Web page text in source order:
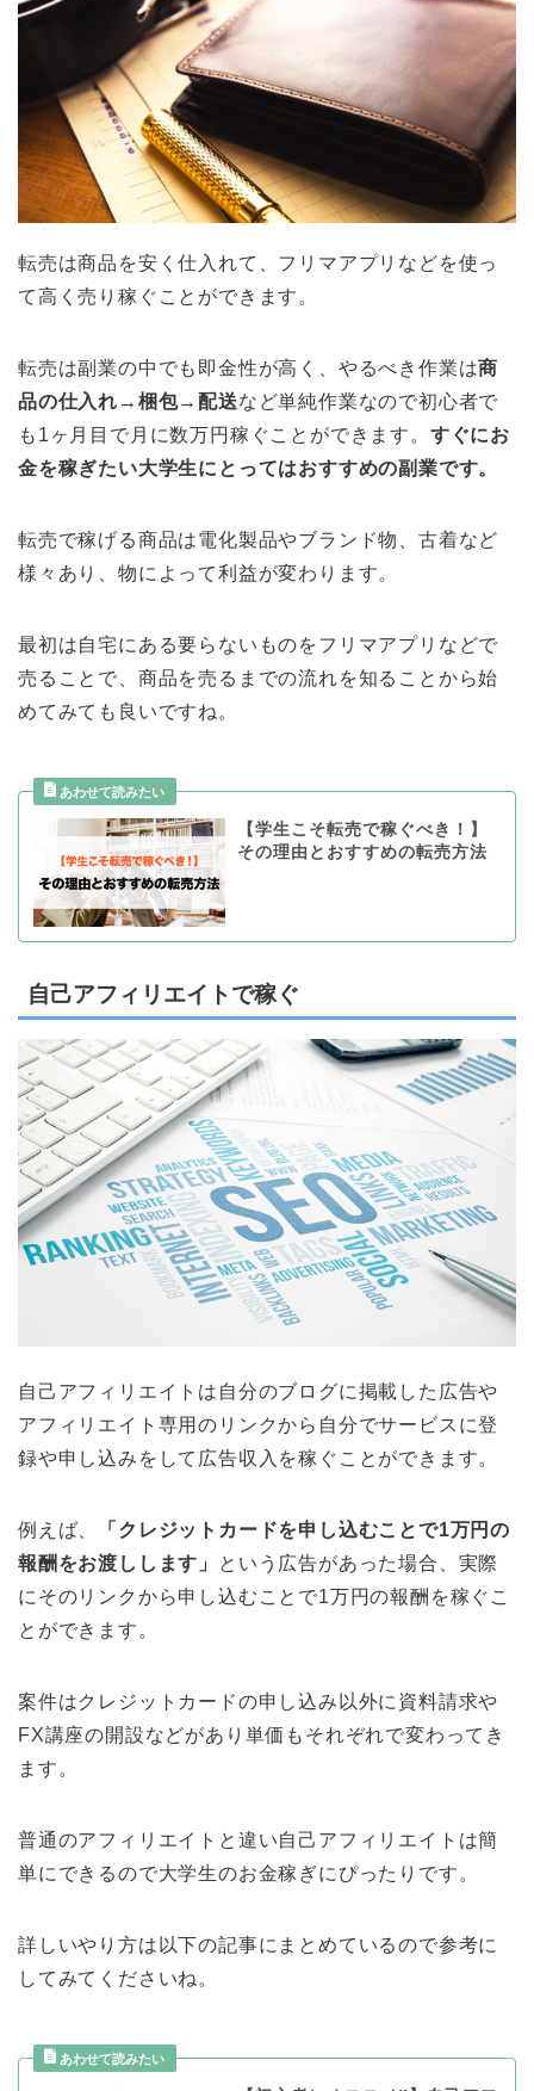
転売は商品を安く仕入れて、フリマアプリなどを使っ
て高く売り稼ぐことができます。
転売は副業の中でも即金性が高く、やるべき作業は商
品の仕入れ→梱包→配送など単純作業なので初心者で
も1ヶ月目で月に数万円稼ぐことができます。 すぐにお
金を稼ぎたい大学生にとってはおすすめの副業です。
転売で稼げる商品は電化製品やブランド物、古着など
様々あり、物によって利益が変わります。
最初は自宅にある要らないものをフリマアプリなどで
売ることで、商品を売るまでの流れを知ることから始
めてみても良いですね。
【学生こそ転売で稼ぐべき！】
その理由とおすすめの転売方法
自己アフィリエイトで稼ぐ
自己アフィリエイトは自分のブログに掲載した広告や
アフィリエイト専用のリンクから自分でサービスに登
録や申し込みをして広告収入を稼ぐことができます。
例えば、
「クレジットカードを申し込むことで1万円の
報酬をお渡しします」
という広告があった場合、実際
にそのリンクから申し込むことで1万円の報酬を稼ぐこ
とができます。
案件はクレジットカードの申し込み以外に資料請求や
FX講座の開設などがあり単価もそれぞれで変わってき
ます。
普通のアフィリエイトと違い自己アフィリエイトは簡
単にできるので大学生のお金稼ぎにぴったりです。
詳しいやり方は以下の記事にまとめているので参考に
してみてくださいね。